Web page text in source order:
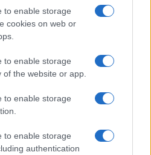
to enable storage
cookies on web or
to enable storage
the website or app.
to enable storage
to enable storage
authentication
a Santa Teresa Gallura, la
residenti
devastati un chiosco e due
la cultura gallurese con il